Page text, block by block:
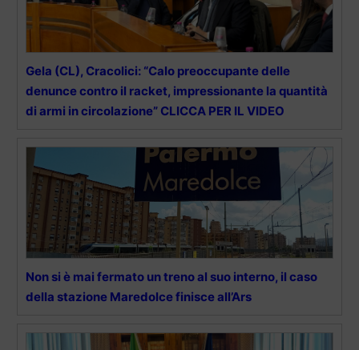
Gela (CL), Cracolici: “Calo preoccupante delle
denunce contro il racket, impressionante la quantità
di armi in circolazione” CLICCA PER IL VIDEO
Non si è mai fermato un treno al suo interno, il caso
della stazione Maredolce finisce all’Ars